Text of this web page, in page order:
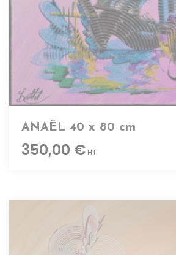
ANAËL 40 x 80 cm
350,00 € HT